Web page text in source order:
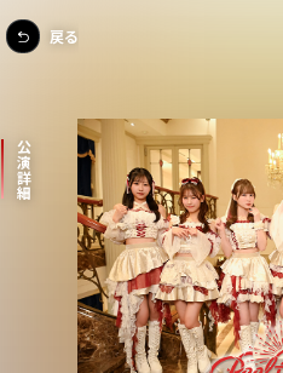
公演詳細
戻る